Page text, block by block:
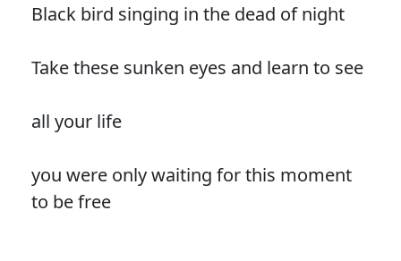
Black bird singing in the dead of night
Take these sunken eyes and learn to see
all your life
you were only waiting for this moment
to be free